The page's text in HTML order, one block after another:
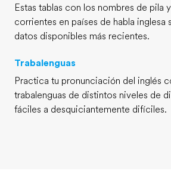
Estas tablas con los nombres de pila
corrientes en países de habla inglesa
datos disponibles más recientes.
Trabalenguas
Practica tu pronunciación del inglés
trabalenguas de distintos niveles de
fáciles a desquiciantemente difíciles.